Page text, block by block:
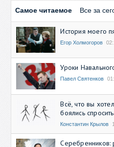
Самое читаемое Все за
История моего
Егор Холмогоров
Уроки
Павел Святенков
Всё, что вы
боялись спросить
Константин Крылов
Серебренников: